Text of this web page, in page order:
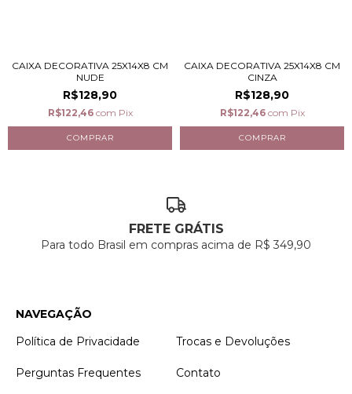
CAIXA DECORATIVA 25X14X8 CM
NUDE
R$128,90
R$122,46 com Pix
CAIXA DECORATIVA 25X14X8 CM
CINZA
R$128,90
R$122,46 com Pix
FRETE GRÁTIS
Para todo Brasil em compras acima de R$ 349,90
NAVEGAÇÃO
Política de Privacidade
Trocas e Devoluções
Perguntas Frequentes Contato